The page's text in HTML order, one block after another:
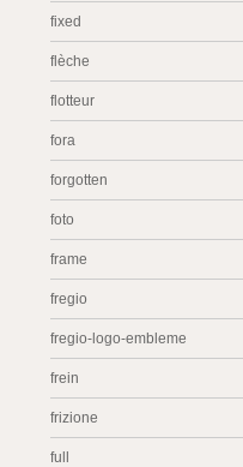
fixed
flèche
flotteur
fora
forgotten
foto
frame
fregio
fregio-logo-embleme
frein
frizione
full